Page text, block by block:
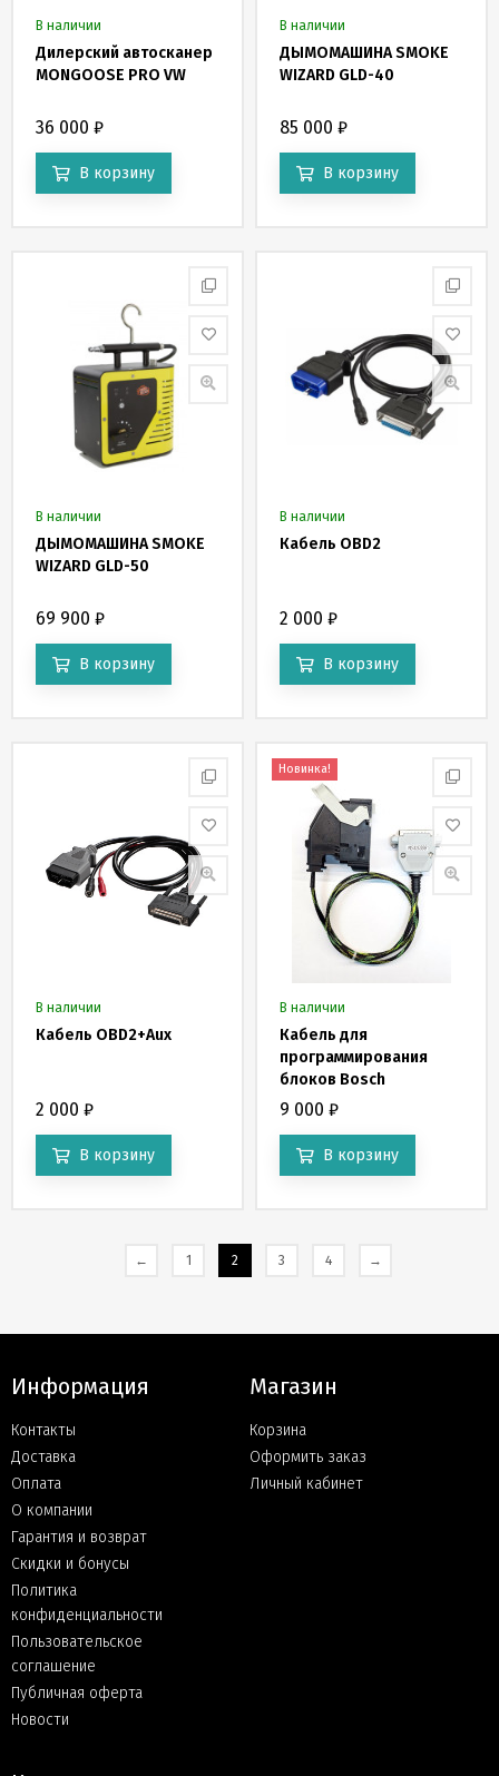
В наличии
Дилерский автосканер
MONGOOSE PRO VW
36 000 ₽
В корзину
В наличии
ДЫМОМАШИНА SMOKE
WIZARD GLD-40
85 000 ₽
В корзину
В наличии
ДЫМОМАШИНА SMOKE
WIZARD GLD-50
69 900 ₽
В корзину
В наличии
Кабель OBD2
2 000 ₽
В корзину
В наличии
Кабель OBD2+Aux
2 000 ₽
В корзину
Новинка!
В наличии
Кабель для
программирования
блоков Bosch
MG1US008
9 000 ₽
В корзину
← 1 2 3 4 →
Информация
Контакты
Доставка
Оплата
О компании
Гарантия и возврат
Скидки и бонусы
Политика
конфиденциальности
Пользовательское
соглашение
Публичная оферта
Новости
Магазин
Корзина
Оформить заказ
Личный кабинет